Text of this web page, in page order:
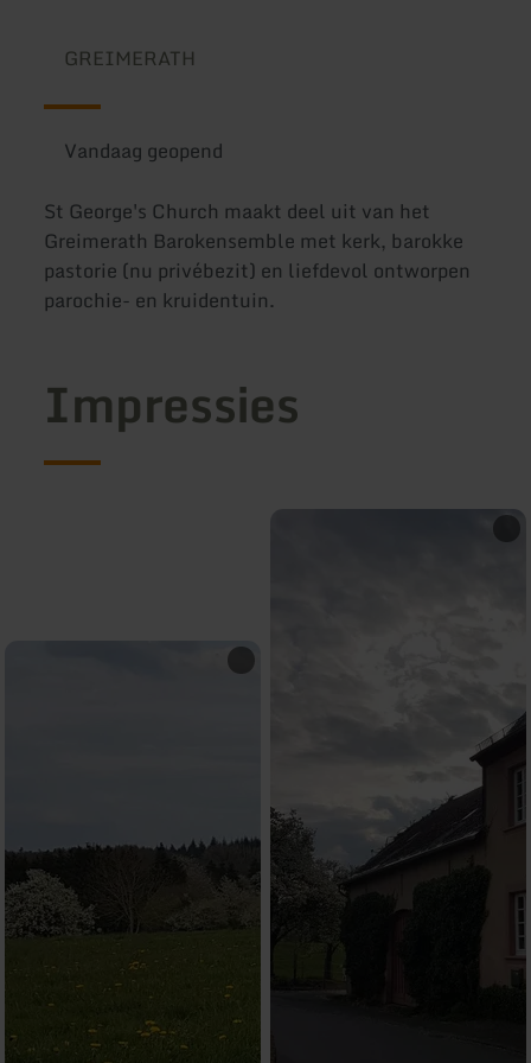
GREIMERATH
Vandaag geopend
St George's Church maakt deel uit van het
Greimerath Barokensemble met kerk, barokke
pastorie (nu privébezit) en liefdevol ontworpen
parochie- en kruidentuin.
Impressies